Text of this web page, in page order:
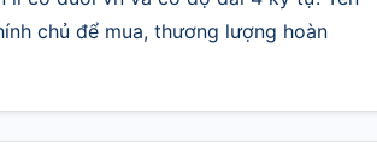
chủ để mua, thương lượng hoàn